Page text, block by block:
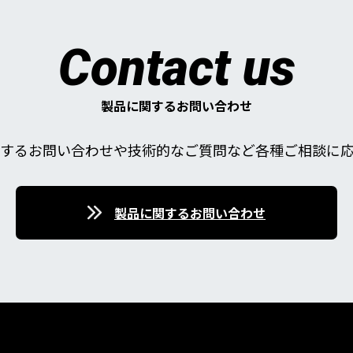
Contact us
製品に関するお問い合わせ
るお問い合わせや技術的なご質問など各種ご相談に応
製品に関するお問い合わせ